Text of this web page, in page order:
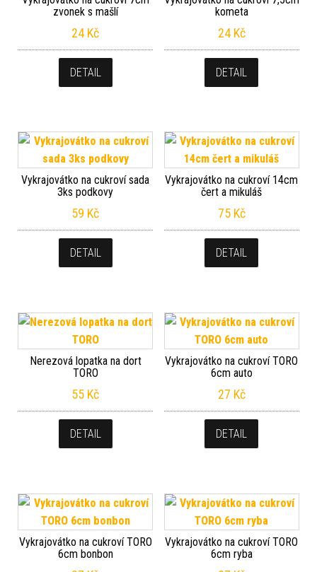
zvonek s mašlí
24 Kč
DETAIL
kometa
24 Kč
DETAIL
Vykrajovátko na cukroví sada
3ks podkovy
59 Kč
DETAIL
Vykrajovátko na cukroví 14cm
čert a mikuláš
75 Kč
DETAIL
Nerezová lopatka na dort
TORO
55 Kč
DETAIL
Vykrajovátko na cukroví TORO
6cm auto
27 Kč
DETAIL
Vykrajovátko na cukroví TORO
6cm bonbon
Vykrajovátko na cukroví TORO
6cm ryba